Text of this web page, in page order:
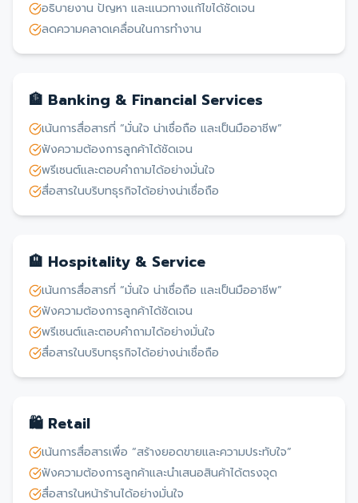
อธิบายงาน ปัญหา และแนวทางแก้ไขได้ชัดเจน
ลดความคลาดเคลื่อนในการทำงาน
🏦 Banking & Financial Services
เน้นการสื่อสารที่ “มั่นใจ น่าเชื่อถือ และเป็นมืออาชีพ”
ฟังความต้องการลูกค้าได้ชัดเจน
พรีเซนต์และตอบคำถามได้อย่างมั่นใจ
สื่อสารในบริบทธุรกิจได้อย่างน่าเชื่อถือ
🏨 Hospitality & Service
เน้นการสื่อสารที่ “มั่นใจ น่าเชื่อถือ และเป็นมืออาชีพ”
ฟังความต้องการลูกค้าได้ชัดเจน
พรีเซนต์และตอบคำถามได้อย่างมั่นใจ
สื่อสารในบริบทธุรกิจได้อย่างน่าเชื่อถือ
🛍️ Retail
เน้นการสื่อสารเพื่อ “สร้างยอดขายและความประทับใจ”
ฟังความต้องการลูกค้าและนำเสนอสินค้าได้ตรงจุด
สื่อสารในหน้าร้านได้อย่างมั่นใจ